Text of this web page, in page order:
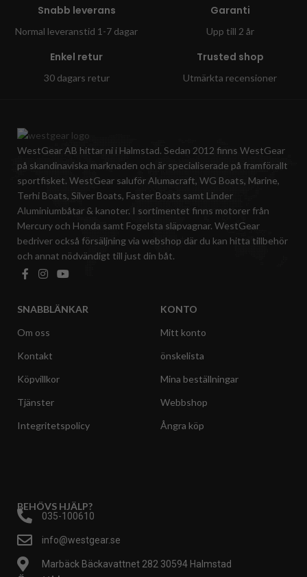
Snabb leverans
Normal leveranstid 1-7 dagar
Garanti
Upp till 2 år
Enkel retur
30 dagars retur
Trusted shop
Utmärkta recensioner
WestGear AB hittar ni i Halmstad. Sedan 2012 finns WestGear
på skandinaviska marknaden och är specialiserade på framförallt
sportfisket. WestGear saluför Alumacraft, WG Boats, Marine,
Terhi Boats, Silver Boats, Faster Boats samt Linder
Aluminiumbåtar & kanoter. I sortimentet finns motorer från
Mercury och Honda samt Fogelsta släpvagnar. WestGear
bedriver också försäljning via webshop där du kan hitta tillbehör
och annat nödvändigt till just din båt.
SNABBLÄNKAR
Om oss
Kontakt
Köpvillkor
Tjänster
Integritetspolicy
KONTO
Mitt konto
önskelista
Mina beställningar
Webbshop
Ångra köp
BEHÖVS HJÄLP?
035-100610
info@westgear.se
Marbäck Bäckavattnet 282 30594 Halmstad